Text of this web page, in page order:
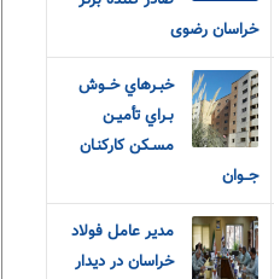
خراسان رضوی
خبـرهاي خــوش
بـراي تأميـن
مسـکن کارکنـان
جــوان
مدير عامل فولاد
خراسان در ديدار